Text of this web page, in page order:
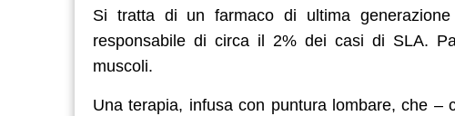
Si tratta di un farmaco di ultima
responsabile di circa il 2% dei casi di SLA.
muscoli.
Una terapia, infusa con puntura lombare, che –